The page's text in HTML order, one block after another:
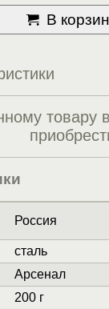
В
товару
Россия
сталь
Арсенал
200 г